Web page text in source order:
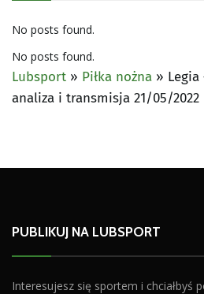
No posts found.
No posts found.
Lubsport » Piłka nożna » Legia
analiza i transmisja 21/05/2022
PUBLIKUJ NA LUBSPORT
Interesujesz się sportem i chciałbyś